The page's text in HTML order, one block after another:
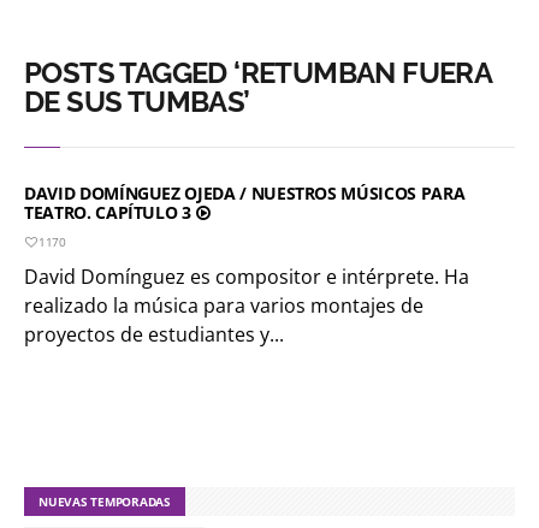
POSTS TAGGED ‘RETUMBAN FUERA
DE SUS TUMBAS’
DAVID DOMÍNGUEZ OJEDA / NUESTROS MÚSICOS PARA
TEATRO. CAPÍTULO 3
1170
David Domínguez es compositor e intérprete. Ha
realizado la música para varios montajes de
proyectos de estudiantes y...
NUEVAS TEMPORADAS